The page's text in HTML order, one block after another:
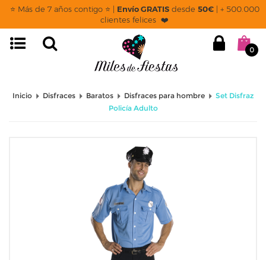
⭐ Más de 7 años contigo ⭐ | Envío GRATISdesde 50€| + 500.000
clientes felices ❤️
0
Inicio Disfraces Baratos Disfraces para hombre
Set Disfraz
Policía Adulto